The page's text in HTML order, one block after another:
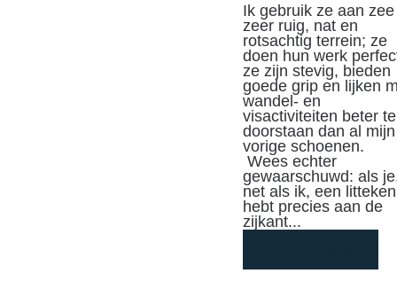
Ik gebruik ze aan
zeer ruig, nat en
rotsachtig terrein; ze
doen hun werk
ze zijn stevig, bieden
goede grip en lijken
wandel- en
visactiviteiten beter te
doorstaan dan al mijn
vorige schoenen.
Wees echter
gewaarschuwd: als
net als ik, een litteken
hebt precies aan de
zijkant...